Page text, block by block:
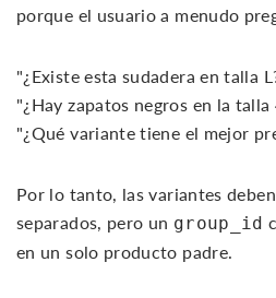
porque el usuario a menudo
"¿Existe esta sudadera en talla
"¿Hay zapatos negros en la talla
"¿Qué variante tiene el mejor
Por lo tanto, las variantes
separados, pero un group_id
en un solo producto padre.